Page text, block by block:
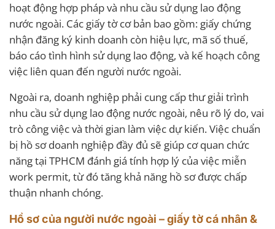
hoạt động hợp pháp và nhu cầu sử dụng lao động
nước ngoài. Các giấy tờ cơ bản bao gồm: giấy chứng
nhận đăng ký kinh doanh còn hiệu lực, mã số thuế,
báo cáo tình hình sử dụng lao động, và kế hoạch công
việc liên quan đến người nước ngoài.
Ngoài ra, doanh nghiệp phải cung cấp thư giải trình
nhu cầu sử dụng lao động nước ngoài, nêu rõ lý do, vai
trò công việc và thời gian làm việc dự kiến. Việc chuẩn
bị hồ sơ doanh nghiệp đầy đủ sẽ giúp cơ quan chức
năng tại TPHCM đánh giá tính hợp lý của việc miễn
work permit, từ đó tăng khả năng hồ sơ được chấp
thuận nhanh chóng.
Hồ sơ của người nước ngoài – giấy tờ cá nhân &